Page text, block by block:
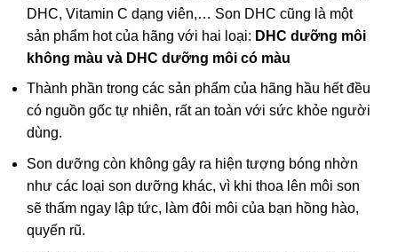
DHC, Vitamin C dạng viên,… Son DHC cũng là một
sản phẩm hot của hãng với hai loại: DHC dưỡng môi
không màu và DHC dưỡng môi có màu
Thành phần trong các sản phẩm của hãng hầu hết đều
có nguồn gốc tự nhiên, rất an toàn với sức khỏe người
dùng.
Son dưỡng còn không gây ra hiện tượng bóng nhờn
như các loại son dưỡng khác, vì khi thoa lên môi son
sẽ thấm ngay lập tức, làm đôi môi của bạn hồng hào,
quyến rũ.